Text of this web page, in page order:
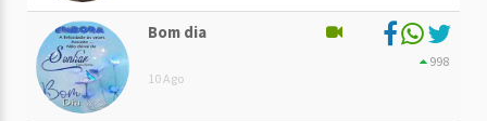
Bom dia
10 Ago
998